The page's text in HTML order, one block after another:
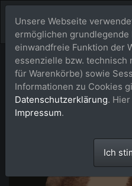
Unsere Webseite
ermöglichen
einwandfreie Funktion der
essenzielle bzw. technisch
für Warenkörbe) sowie
Informationen zu Cookies
Datenschutzerklärung.
Impressum.
Ich